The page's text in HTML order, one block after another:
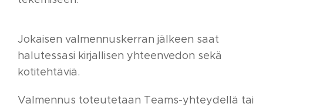
Jokaisen valmennuskerran jälkeen saat
halutessasi kirjallisen yhteenvedon sekä
kotitehtäviä.
Valmennus toteutetaan Teams-yhteydellä tai